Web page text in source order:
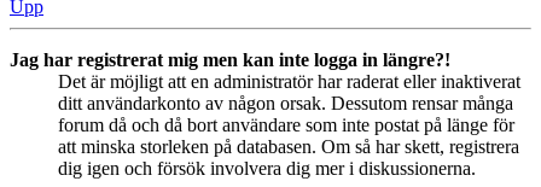
Upp
Jag har registrerat mig men kan inte logga in längre?!
Det är möjligt att en administratör har raderat eller inaktiverat
ditt användarkonto av någon orsak. Dessutom rensar många
forum då och då bort användare som inte postat på länge för
att minska storleken på databasen. Om så har skett, registrera
dig igen och försök involvera dig mer i diskussionerna.